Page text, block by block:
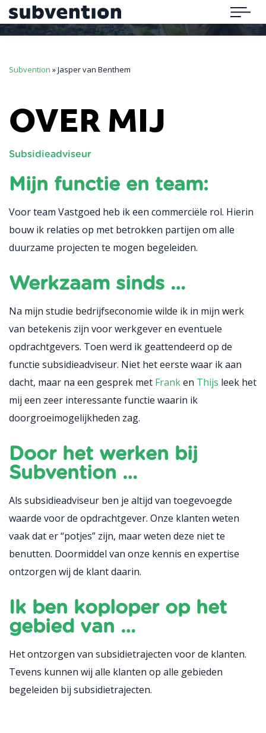
Subvention Menu
Subvention »Jasper van Benthem
OVER MIJ
Subsidieadviseur
Mijn functie en team:
Voor team Vastgoed heb ik een commerciële rol. Hierin
bouw ik relaties op met betrokken partijen om alle
duurzame projecten te mogen begeleiden.
Werkzaam sinds …
Na mijn studie bedrijfseconomie wilde ik in mijn werk
van betekenis zijn voor werkgever en eventuele
opdrachtgevers. Toen werd ik geattendeerd op de
functie subsidieadviseur. Niet het eerste waar ik aan
dacht, maar na een gesprek met Franken Thijs leek het
mij een zeer interessante functie waarin ik
doorgroeimogelijkheden zag.
Door het werken bij
Subvention …
Als subsidieadviseur ben je altijd van toegevoegde
waarde voor de opdrachtgever. Onze klanten weten
vaak dat er “potjes” zijn, maar weten deze niet te
benutten. Doormiddel van onze kennis en expertise
ontzorgen wij de klant daarin.
Ik ben koploper op het
gebied van …
Het ontzorgen van subsidietrajecten voor de klanten.
Tevens kunnen wij alle klanten op alle gebieden
begeleiden bij subsidietrajecten.